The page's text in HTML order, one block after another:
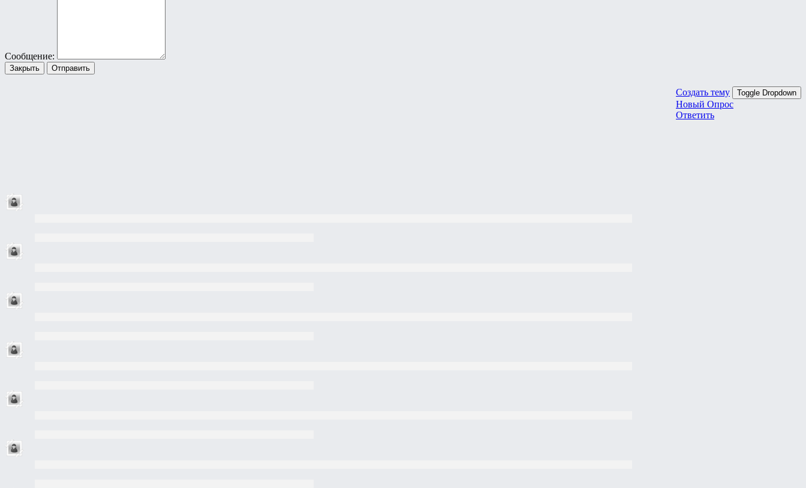
Сообщение:
Закрыть Отправить
Создать тему Toggle Dropdown
Новый Опрос
Ответить